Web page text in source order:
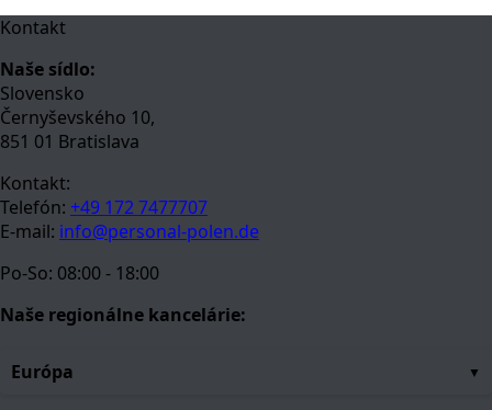
Kontakt
Naše sídlo:
Slovensko
Černyševského 10,
851 01 Bratislava
Kontakt:
Telefón: +49 172 7477707
E-mail: info@personal-polen.de
Po-So: 08:00 - 18:00
Naše regionálne kancelárie:
Európa